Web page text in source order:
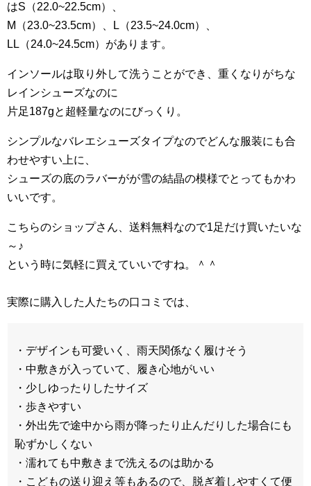
はS（22.0~22.5cm）、
M（23.0~23.5cm）、L（23.5~24.0cm）、
LL（24.0~24.5cm）があります。
インソールは取り外して洗うことができ、重くなりがちな
レインシューズなのに
片足187gと超軽量なのにびっくり。
シンプルなバレエシューズタイプなのでどんな服装にも合
わせやすい上に、
シューズの底のラバーがが雪の結晶の模様でとってもかわ
いいです。
こちらのショップさん、送料無料なので1足だけ買いたいな
～♪
という時に気軽に買えていいですね。＾＾
実際に購入した人たちの口コミでは、
・デザインも可愛いく、雨天関係なく履けそう
・中敷きが入っていて、履き心地がいい
・少しゆったりしたサイズ
・歩きやすい
・外出先で途中から雨が降ったり止んだりした場合にも
恥ずかしくない
・濡れても中敷きまで洗えるのは助かる
・こどもの送り迎え等もあるので、脱ぎ着しやすくて便